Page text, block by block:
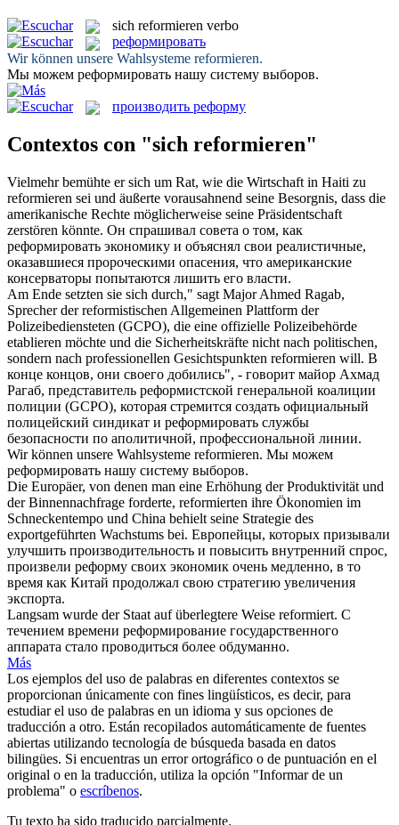
sich reformieren verbo
реформировать
Wir können unsere Wahlsysteme reformieren.
Мы можем реформировать нашу систему выборов.
производить реформу
Contextos con "sich reformieren"
Vielmehr bemühte ersich um Rat, wie die Wirtschaft in Haiti zu
reformieren sei und äußerte vorausahnend seine Besorgnis, dass die
amerikanische Rechte möglicherweise seine Präsidentschaft
zerstören könnte. Он спрашивал совета о том, как
реформировать экономику и объяснял свои реалистичные,
оказавшиеся пророческими опасения, что американские
консерваторы попытаются лишить его власти.
Am Ende setzten sie sich durch," sagt Major Ahmed Ragab,
Sprecher der reformistischen Allgemeinen Plattform der
Polizeibediensteten (GCPO), die eine offizielle Polizeibehörde
etablieren möchte und die Sicherheitskräfte nicht nach politischen,
sondern nach professionellen Gesichtspunkten reformieren will. В
конце концов, они своего добились", - говорит майор Ахмад
Рагаб, представитель реформистской генеральной коалиции
полиции (GCPO), которая стремится создать официальный
полицейский синдикат и реформировать службы
безопасности по аполитичной, профессиональной линии.
Wir können unsere Wahlsysteme reformieren. Мы можем
реформировать нашу систему выборов.
Die Europäer, von denen man eine Erhöhung der Produktivität und
der Binnennachfrage forderte, reformierten ihre Ökonomien im
Schneckentempo und China behielt seine Strategie des
exportgeführten Wachstums bei. Европейцы, которых призывали
улучшить производительность и повысить внутренний спрос,
произвели реформу своих экономик очень медленно, в то
время как Китай продолжал свою стратегию увеличения
экспорта.
Langsam wurde der Staat auf überlegtere Weise reformiert. С
течением времени реформирование государственного
аппарата стало проводиться более обдуманно.
Más
Los ejemplos del uso de palabras en diferentes contextos se
proporcionan únicamente con fines lingüísticos, es decir, para
estudiar el uso de palabras en un idioma y sus opciones de
traducción a otro. Están recopilados automáticamente de fuentes
abiertas utilizando tecnología de búsqueda basada en datos
bilingües. Si encuentras un error ortográfico o de puntuación en el
original o en la traducción, utiliza la opción "Informar de un
problema" o escríbenos.
Tu texto ha sido traducido parcialmente.